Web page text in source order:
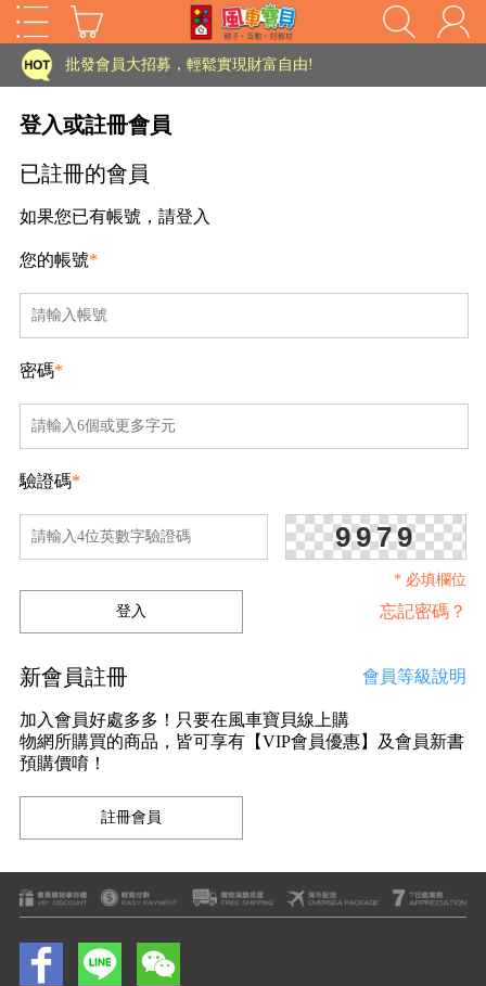
家長樂了!「風車書版集團暨FOOD超人企業總部」目前正興建中!
批發會員大招募，輕鬆實現財富自由!
登入或註冊會員
已註冊的會員
如果您已有帳號，請登入
您的帳號*
密碼*
驗證碼*
9979
* 必填欄位
忘記密碼？
新會員註冊 會員等級說明
加入會員好處多多！只要在風車寶貝線上購
物網所購買的商品，皆可享有【VIP會員優惠】及會員新書
預購價唷！